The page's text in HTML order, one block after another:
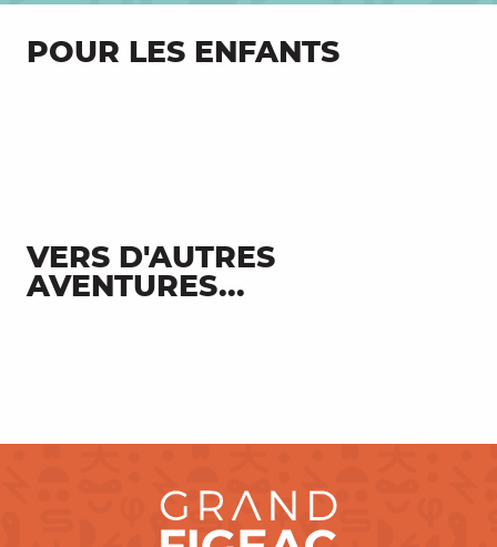
POUR LES ENFANTS
VERS D'AUTRES
AVENTURES...